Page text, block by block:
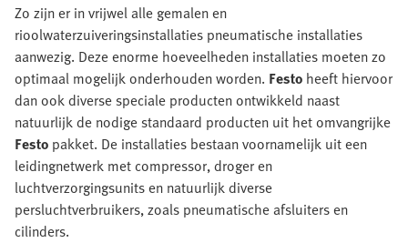
Zo zijn er in vrijwel alle gemalen en
rioolwaterzuiveringsinstallaties pneumatische installaties
aanwezig. Deze enorme hoeveelheden installaties moeten zo
optimaal mogelijk onderhouden worden. Festo heeft hiervoor
dan ook diverse speciale producten ontwikkeld naast
natuurlijk de nodige standaard producten uit het omvangrijke
Festo pakket. De installaties bestaan voornamelijk uit een
leidingnetwerk met compressor, droger en
luchtverzorgingsunits en natuurlijk diverse
persluchtverbruikers, zoals pneumatische afsluiters en
cilinders.